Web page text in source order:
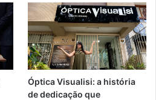
Óptica Visualisi: a história
de dedicação que